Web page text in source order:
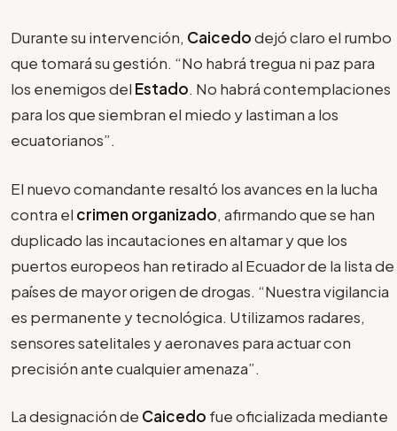
Durante su intervención, Caicedodejó claro el rumbo
que tomará su gestión. “No habrá tregua ni paz para
los enemigos del Estado. No habrá contemplaciones
para los que siembran el miedo y lastiman a los
ecuatorianos”.
El nuevo comandante resaltó los avances en la lucha
contra el crimen organizado, afirmando que se han
duplicado las incautaciones en altamar y que los
puertos europeos han retirado al Ecuador de la lista de
países de mayor origen de drogas. “Nuestra vigilancia
es permanente y tecnológica. Utilizamos radares,
sensores satelitales y aeronaves para actuar con
precisión ante cualquier amenaza”.
La designación de Caicedo fue oficializada mediante